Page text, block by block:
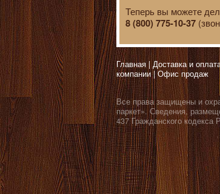
Теперь вы можете
8 (800) 775-10-37
Главная Доставка и
компании Офис продаж
Все права защищены и
паркет». Сведения,
437 Гражданского